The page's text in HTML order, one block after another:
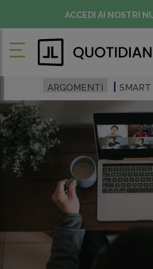
ACCEDI AI NOSTRI
ARGOMENTI